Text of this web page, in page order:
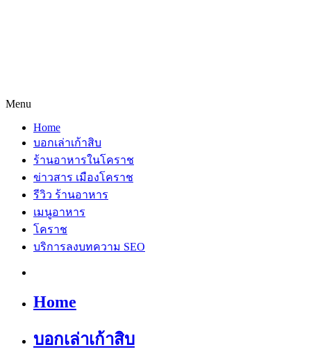
Menu
Home
บอกเล่าเก้าสิบ
ร้านอาหารในโคราช
ข่าวสาร เมืองโคราช
รีวิว ร้านอาหาร
เมนูอาหาร
โคราช
บริการลงบทความ SEO
Home
บอกเล่าเก้าสิบ